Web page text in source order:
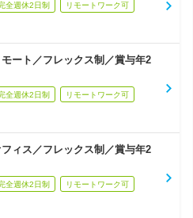
全週休2日制 リモートワーク可
ート／フレックス制／賞与年2
全週休2日制 リモートワーク可
ィス／フレックス制／賞与年2
全週休2日制 リモートワーク可